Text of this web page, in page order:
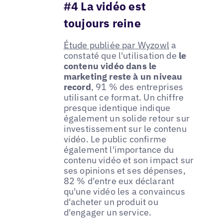
#4 La vidéo est
toujours reine
Étude publiée par Wyzowla
constaté que l'utilisation de le
contenu vidéo dans le
marketing reste à un niveau
record, 91 % des entreprises
utilisant ce format. Un chiffre
presque identique indique
également un solide retour sur
investissement sur le contenu
vidéo. Le public confirme
également l'importance du
contenu vidéo et son impact sur
ses opinions et ses dépenses,
82 % d'entre eux déclarant
qu'une vidéo les a convaincus
d'acheter un produit ou
d'engager un service.